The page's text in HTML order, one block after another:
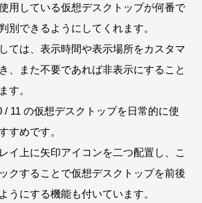
用している仮想デスクトップが何番で
別できるようにしてくれます。
ては、表示時間や表示場所をカスタマ
、また不要であれば非表示にすること
す。
/ 11 の仮想デスクトップを日常的に使
すめです。
イ上に矢印アイコンを二つ配置し、こ
クすることで仮想デスクトップを前後
うにする機能も付いています。